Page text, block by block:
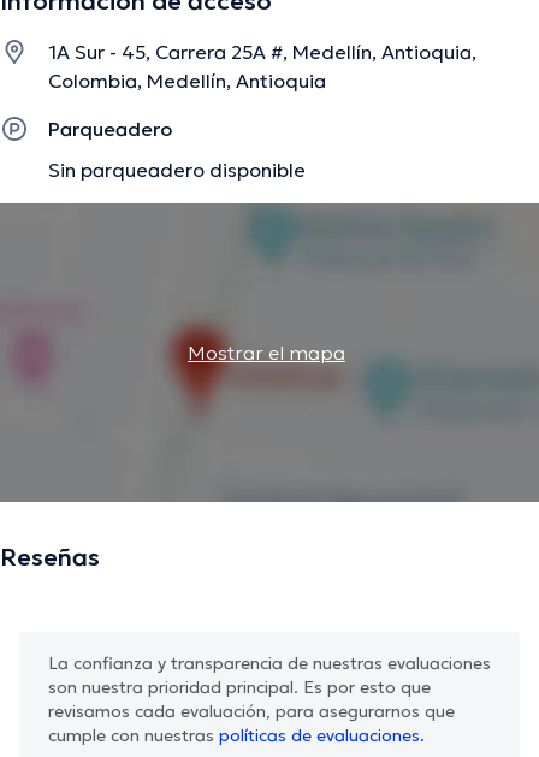
1A Sur - 45, Carrera 25A #, Medellín, Antioquia,
Colombia, Medellín, Antioquia
Parqueadero
Sin parqueadero disponible
Mostrar el mapa
Reseñas
La confianza y transparencia de nuestras evaluaciones
son nuestra prioridad principal. Es por esto que
revisamos cada evaluación, para asegurarnos que
cumple con nuestras políticas de evaluaciones.